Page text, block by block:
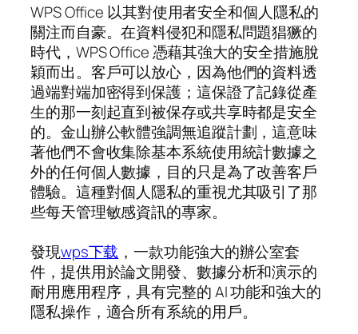
WPS Office 以其對使用者安全和個人隱私的
關注而自豪。在資料侵犯和隱私問題猖獗的
時代，WPS Office 憑藉其強大的安全措施脫
穎而出。客戶可以放心，因為他們的資料透
過端對端加密得到保護；這保證了記錄從產
生的那一刻起直到被保存或共享時都是安全
的。金山辦公軟體強調無追蹤計劃，這意味
著他們不會收集除基本系統使用統計數據之
外的任何個人數據，目的只是為了改善客戶
體驗。這種對個人隱私的重視尤其吸引了那
些每天管理敏感資訊的專家。
發現wps下载 ，一款功能強大的辦公室套
件，提供用於論文開發、數據分析和演示的
耐用應用程序，具有完整的 AI 功能和強大的
隱私操作，適合所有系統的用戶。